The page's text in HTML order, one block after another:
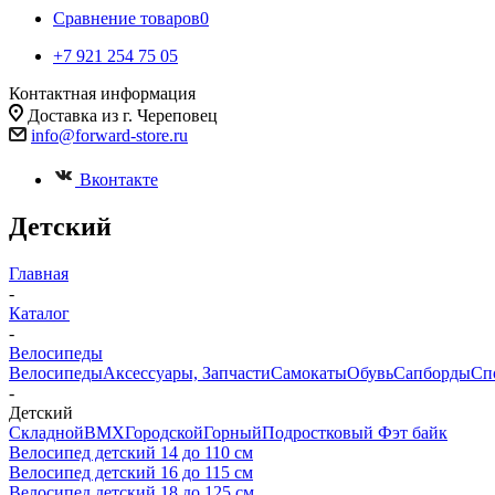
Сравнение товаров0
+7 921 254 75 05
Контактная информация
Доставка из г. Череповец
info@forward-store.ru
Вконтакте
Детский
Главная
-
Каталог
-
Велосипеды
ВелосипедыАксессуары, ЗапчастиСамокатыОбувьСапборды
-
Детский
СкладнойBMXГородскойГорныйПодростковый Фэт байк
Велосипед детский 14 до 110 см
Велосипед детский 16 до 115 см